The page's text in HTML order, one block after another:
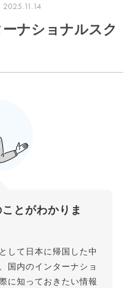
2025.11.14
ナショナルスク
とがわかりま
して日本に帰国した中
国内のインターナショ
に知っておきたい情報